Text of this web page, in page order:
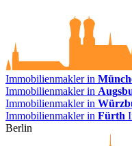
Immobilienmakler in
Immobilienmakler in
Immobilienmakler in
Immobilienmakler in Fürth
Berlin